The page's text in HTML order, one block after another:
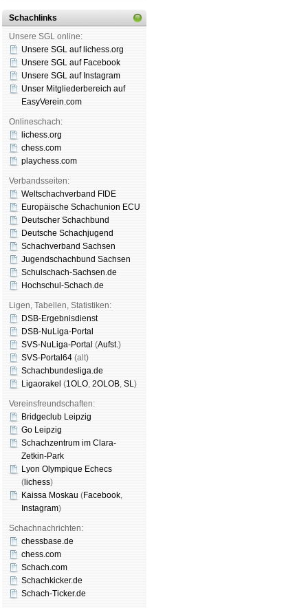
Schachlinks
Unsere SGL online:
Unsere SGL auf li­chess.org
Unsere SGL auf Face­book
Unsere SGL auf Insta­gram
Unser Mitgliederbereich auf
EasyVerein.com
Onlineschach:
lichess.org
chess.com
playchess.com
Verbandsseiten:
Weltschachverband FIDE
Europäische Schachunion ECU
Deutscher Schachbund
Deutsche Schachjugend
Schachverband Sachsen
Jugendschachbund Sachsen
Schulschach-Sachsen.de
Hochschul-Schach.de
Ligen, Tabellen, Statistiken:
DSB-Ergebnisdienst
DSB-NuLiga-Portal
SVS-NuLiga-Portal (Aufst.)
SVS-Portal64 (alt)
Schachbundesliga.de
Ligaorakel (1OLO, 2OLOB, SL)
Vereinsfreundschaften:
Bridgeclub Leipzig
Go Leipzig
Schachzentrum im Clara-
Zetkin-Park
Lyon Olympique Echecs
( lichess)
Kaissa Moskau (Face­book,
Insta­gram)
Schachnachrichten:
chessbase.de
chess.com
Schach.com
Schachkicker.de
Schach-Ticker.de